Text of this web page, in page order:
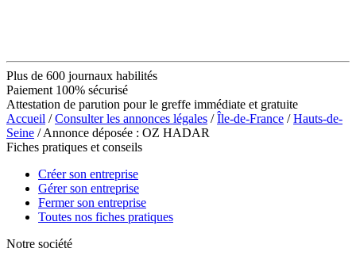
Plus de 600 journaux habilités
Paiement 100% sécurisé
Attestation de parution pour le greffe immédiate et gratuite
Accueil /Consulter les annonces légales /Île-de-France /Hauts-de-
Seine / Annonce déposée : OZ HADAR
Fiches pratiques et conseils
Créer son entreprise
Gérer son entreprise
Fermer son entreprise
Toutes nos fiches pratiques
Notre société